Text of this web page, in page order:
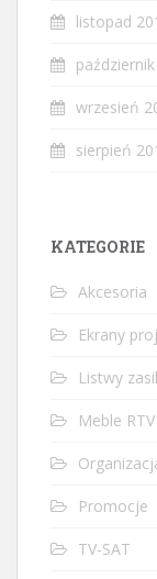
listopad
wrzesień
sierpień
KATEGORIE
Akcesoria
Ekrany
Listwy
Meble RTV
Promocje
TV-SAT